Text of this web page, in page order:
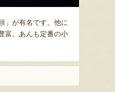
」が有名です。他に
富。あんも定番の小